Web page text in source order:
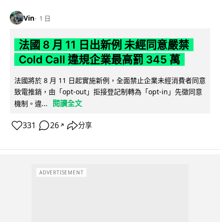
Vin 1 日
法國 8 月 11 日出新例 未經同意嚴禁
Cold Call 違規企業最高罰 345 萬
法國將於 8 月 11 日起實施新例，全面禁止企業未經消費者同意
致電推銷，由「opt-out」拒接登記制轉為「opt-in」先徵同意
機制。違...
閱讀全文
331 26 ↗ 分享
ADVERTISEMENT